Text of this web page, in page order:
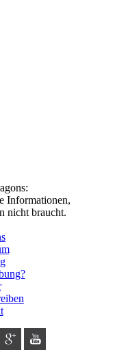
Informationen,
nicht braucht.